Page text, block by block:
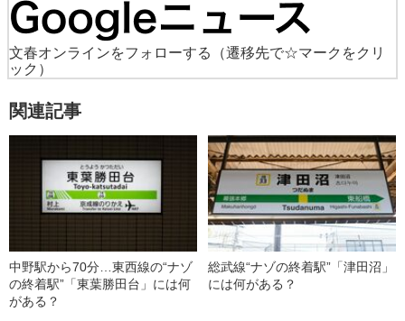
文春オンラインをフォローする
（遷移先で☆マークをクリ
ック）
関連記事
中野駅から70分…東西線の“ナゾ
の終着駅”「東葉勝田台」には何
がある？
総武線“ナゾの終着駅”「津田沼」
には何がある？